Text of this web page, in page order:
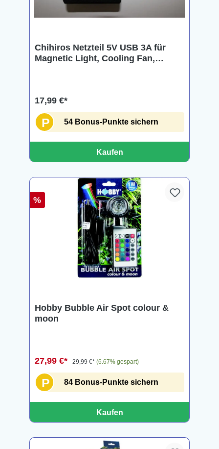
Chihiros Netzteil 5V USB 3A für
Magnetic Light, Cooling Fan,
17,99 €*
P 54 Bonus-Punkte sichern
Kaufen
%
Hobby Bubble Air Spot colour &
moon
27,99 €* 29,99 €* (6.67% gespart)
P 84 Bonus-Punkte sichern
Kaufen